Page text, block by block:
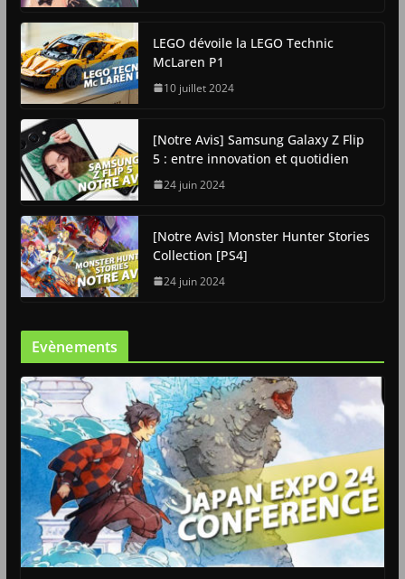
LEGO dévoile la LEGO Technic
McLaren P1
10 juillet 2024
[Notre Avis] Samsung Galaxy Z Flip
5 : entre innovation et quotidien
24 juin 2024
[Notre Avis] Monster Hunter Stories
Collection [PS4]
24 juin 2024
Evènements